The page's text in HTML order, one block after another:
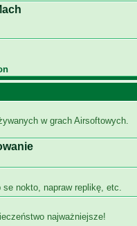
w grach Airsoftowych.
se nokto, napraw replikę, etc.
najważniejsze!